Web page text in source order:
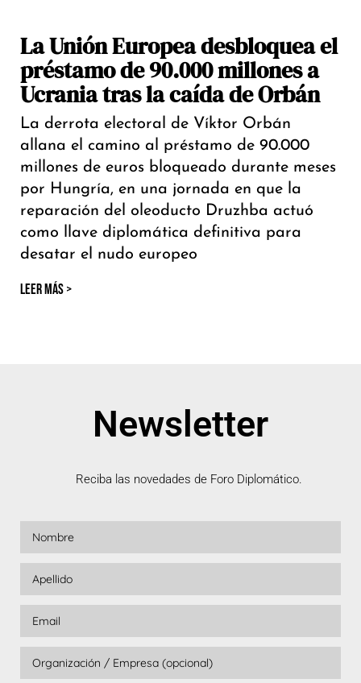
La Unión Europea desbloquea el
préstamo de 90.000 millones a
Ucrania tras la caída de Orbán
La derrota electoral de Víktor Orbán
allana el camino al préstamo de 90.000
millones de euros bloqueado durante meses
por Hungría, en una jornada en que la
reparación del oleoducto Druzhba actuó
como llave diplomática definitiva para
desatar el nudo europeo
LEER MÁS >
Newsletter
Reciba las novedades de Foro Diplomático.